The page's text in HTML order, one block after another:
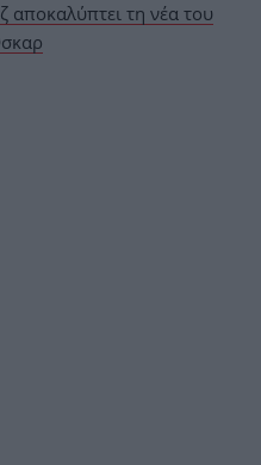
αποκαλύπτει τη νέα του